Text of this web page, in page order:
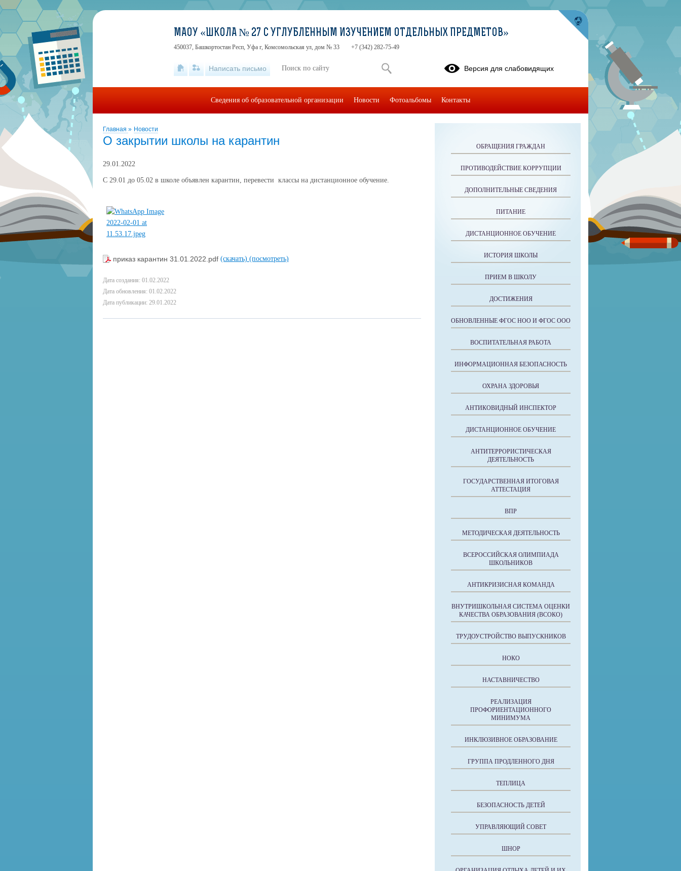
Главная » Новости
О закрытии школы на карантин
29.01.2022
С 29.01 до 05.02 в школе объявлен карантин, перевести классы на дистанционное обучение.
приказ карантин 31.01.2022.pdf (скачать) (посмотреть)
Дата создания: 01.02.2022
Дата обновления: 01.02.2022
Дата публикации: 29.01.2022
ОБРАЩЕНИЯ ГРАЖДАН
ПРОТИВОДЕЙСТВИЕ КОРРУПЦИИ
ДОПОЛНИТЕЛЬНЫЕ СВЕДЕНИЯ
ПИТАНИЕ
ДИСТАНЦИОННОЕ ОБУЧЕНИЕ
ИСТОРИЯ ШКОЛЫ
ПРИЕМ В ШКОЛУ
ДОСТИЖЕНИЯ
ОБНОВЛЕННЫЕ ФГОС НОО И ФГОС ООО
ВОСПИТАТЕЛЬНАЯ РАБОТА
ИНФОРМАЦИОННАЯ БЕЗОПАСНОСТЬ
ОХРАНА ЗДОРОВЬЯ
АНТИКОВИДНЫЙ ИНСПЕКТОР
ДИСТАНЦИОННОЕ ОБУЧЕНИЕ
АНТИТЕРРОРИСТИЧЕСКАЯ
ДЕЯТЕЛЬНОСТЬ
ГОСУДАРСТВЕННАЯ ИТОГОВАЯ
АТТЕСТАЦИЯ
ВПР
МЕТОДИЧЕСКАЯ ДЕЯТЕЛЬНОСТЬ
ВСЕРОССИЙСКАЯ ОЛИМПИАДА
ШКОЛЬНИКОВ
АНТИКРИЗИСНАЯ КОМАНДА
ВНУТРИШКОЛЬНАЯ СИСТЕМА ОЦЕНКИ
КАЧЕСТВА ОБРАЗОВАНИЯ (ВСОКО)
ТРУДОУСТРОЙСТВО ВЫПУСКНИКОВ
НОКО
НАСТАВНИЧЕСТВО
РЕАЛИЗАЦИЯ
ПРОФОРИЕНТАЦИОННОГО
МИНИМУМА
ИНКЛЮЗИВНОЕ ОБРАЗОВАНИЕ
ГРУППА ПРОДЛЕННОГО ДНЯ
ТЕПЛИЦА
БЕЗОПАСНОСТЬ ДЕТЕЙ
УПРАВЛЯЮЩИЙ СОВЕТ
ШНОР
МАОУ «ШКОЛА № 27 С УГЛУБЛЕННЫМ ИЗУЧЕНИЕМ ОТДЕЛЬНЫХ ПРЕДМЕТОВ»
450037, Башкортостан Респ, Уфа г, Комсомольская ул, дом № 33 +7 (342) 282-75-49
Написать письмо Версия для слабовидящих
Сведения об образовательной организации Новости Фотоальбомы Контакты